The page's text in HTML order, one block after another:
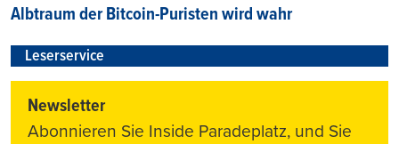
Albtraum der Bitcoin-Puristen wird wahr
Leserservice
Newsletter
Abonnieren Sie Inside Paradeplatz, und Sie